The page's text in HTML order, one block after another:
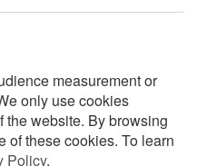
measurement or
only use cookies
the website. By browsing
of these cookies. To learn
Policy.